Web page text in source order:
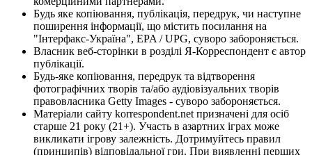
Будь яке копіювання, публікація, передрук, чи наступне
поширення інформації, що містить посилання на
"Інтерфакс-Україна", EPA / UPG, суворо забороняється.
Власник веб-сторінки в розділі Я-Корреспондент є автор
публікації.
Будь-яке копіювання, передрук та відтворення
фотографічних творів та/або аудіовізуальних творів
правовласника Getty Images - суворо забороняється.
Матеріали сайту korrespondent.net призначені для осіб
старше 21 року (21+). Участь в азартних іграх може
викликати ігрову залежність. Дотримуйтесь правил
(принципів) відповідальної гри. При виявленні перших